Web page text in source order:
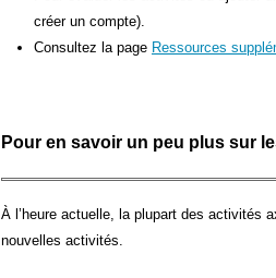
créer un compte).
Consultez la page Ressources
Pour en savoir un peu plus sur
À l’heure actuelle, la plupart des activités
nouvelles activités.